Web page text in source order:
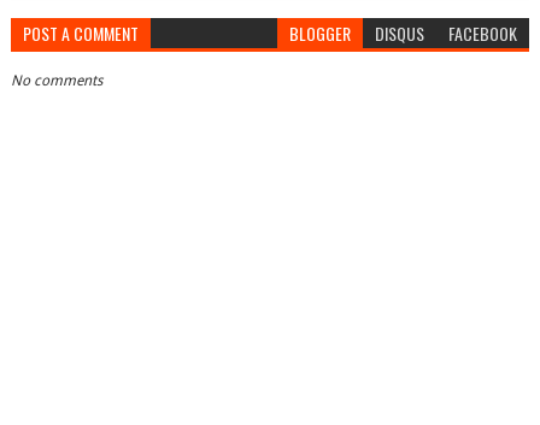
POST A COMMENT BLOGGER DISQUS FACEBOOK
No comments